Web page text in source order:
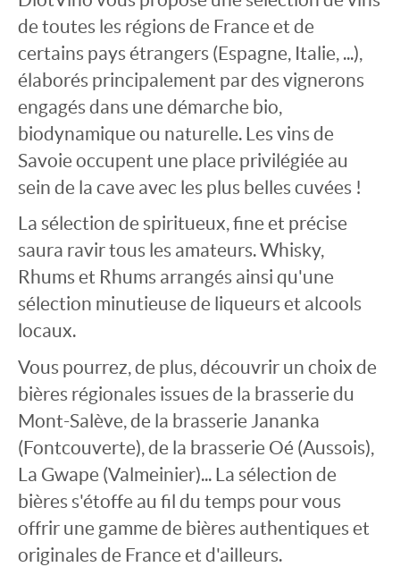
de toutes les régions de France et de
certains pays étrangers (Espagne, Italie, ...),
élaborés principalement par des vignerons
engagés dans une démarche bio,
biodynamique ou naturelle. Les vins de
Savoie occupent une place privilégiée au
sein de la cave avec les plus belles cuvées !
La sélection de spiritueux, fine et précise
saura ravir tous les amateurs. Whisky,
Rhums et Rhums arrangés ainsi qu'une
sélection minutieuse de liqueurs et alcools
locaux.
Vous pourrez, de plus, découvrir un choix de
bières régionales issues de la brasserie du
Mont-Salève, de la brasserie Jananka
(Fontcouverte), de la brasserie Oé (Aussois),
La Gwape (Valmeinier)... La sélection de
bières s'étoffe au fil du temps pour vous
offrir une gamme de bières authentiques et
originales de France et d'ailleurs.